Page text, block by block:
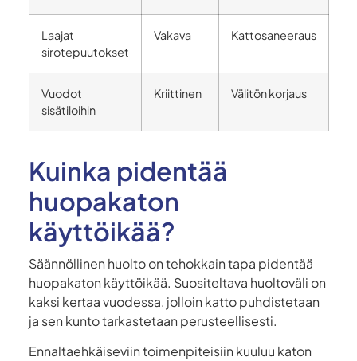
Laajat
sirotepuutokset
Vakava Kattosaneeraus
Vuodot
sisätiloihin
Kriittinen Välitön korjaus
Kuinka pidentää
huopakaton
käyttöikää?
Säännöllinen huolto on tehokkain tapa pidentää
huopakaton käyttöikää. Suositeltava huoltoväli on
kaksi kertaa vuodessa, jolloin katto puhdistetaan
ja sen kunto tarkastetaan perusteellisesti.
Ennaltaehkäiseviin toimenpiteisiin kuuluu katon